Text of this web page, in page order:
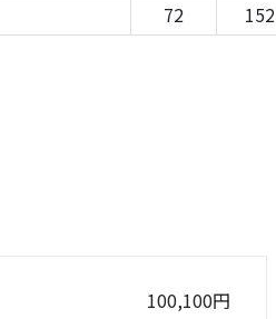
72 152
100,100円